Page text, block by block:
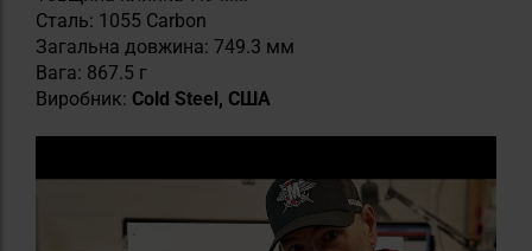
Сталь: 1055 Carbon
Загальна довжина: 749.3 мм
Вага: 867.5 г
Виробник: Cold Steel, США